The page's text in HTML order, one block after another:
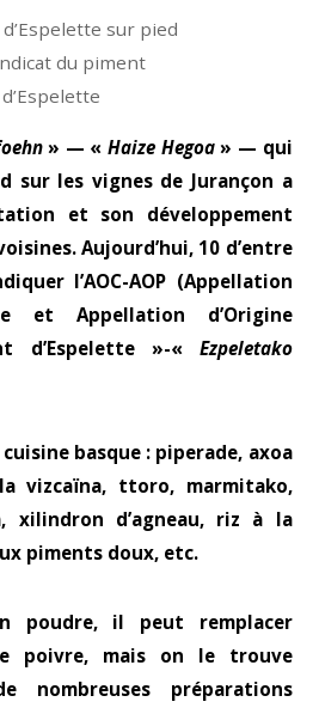
sur pied
du piment
d’Espelette
» — «Haize Hegoa» — qui
sur les vignes de Jurançon a
et son développement
Aujourd’hui, 10 d’entre
l’AOC-AOP (Appellation
et Appellation d’Origine
d’Espelette »-« Ezpeletako
basque : piperade, axoa
vizcaïna, ttoro, marmitako,
xilindron d’agneau, riz à la
piments doux, etc.
poudre, il peut remplacer
poivre, mais on le trouve
nombreuses préparations